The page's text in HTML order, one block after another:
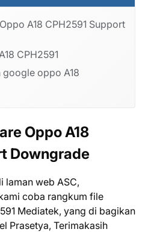
A18 CPH2591 Support
CPH2591
google oppo A18
Oppo A18
Downgrade
laman web ASC,
coba rangkum file
Mediatek, yang di bagikan
Prasetya, Terimakasih